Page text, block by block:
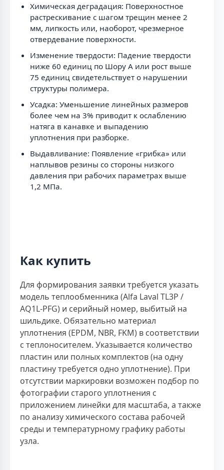
Химическая деградация: Поверхностное
растрескивание с шагом трещин менее 2
мм, липкость или, наоборот, чрезмерное
отвердевание поверхности.
Изменение твердости: Падение твердости
ниже 60 единиц по Шору А или рост выше
75 единиц свидетельствует о нарушении
структуры полимера.
Усадка: Уменьшение линейных размеров
более чем на 3% приводит к ослаблению
натяга в канавке и выпадению
уплотнения при разборке.
Выдавливание: Появление «грибка» или
наплывов резины со стороны низкого
давления при рабочих параметрах выше
1,2 МПа.
Как купить
Для формирования заявки требуется указать
модель теплообменника (Alfa Laval TL3P /
AQ1L-PFG) и серийный номер, выбитый на
шильдике. Обязательно материал
уплотнения (EPDM, NBR, FKM) в соответствии
с теплоносителем. Указывается количество
пластин или полных комплектов (на одну
пластину требуется одно уплотнение). При
отсутствии маркировки возможен подбор по
фотографии старого уплотнения с
приложением линейки для масштаба, а также
по анализу химического состава рабочей
среды и температурному графику работы
узла.